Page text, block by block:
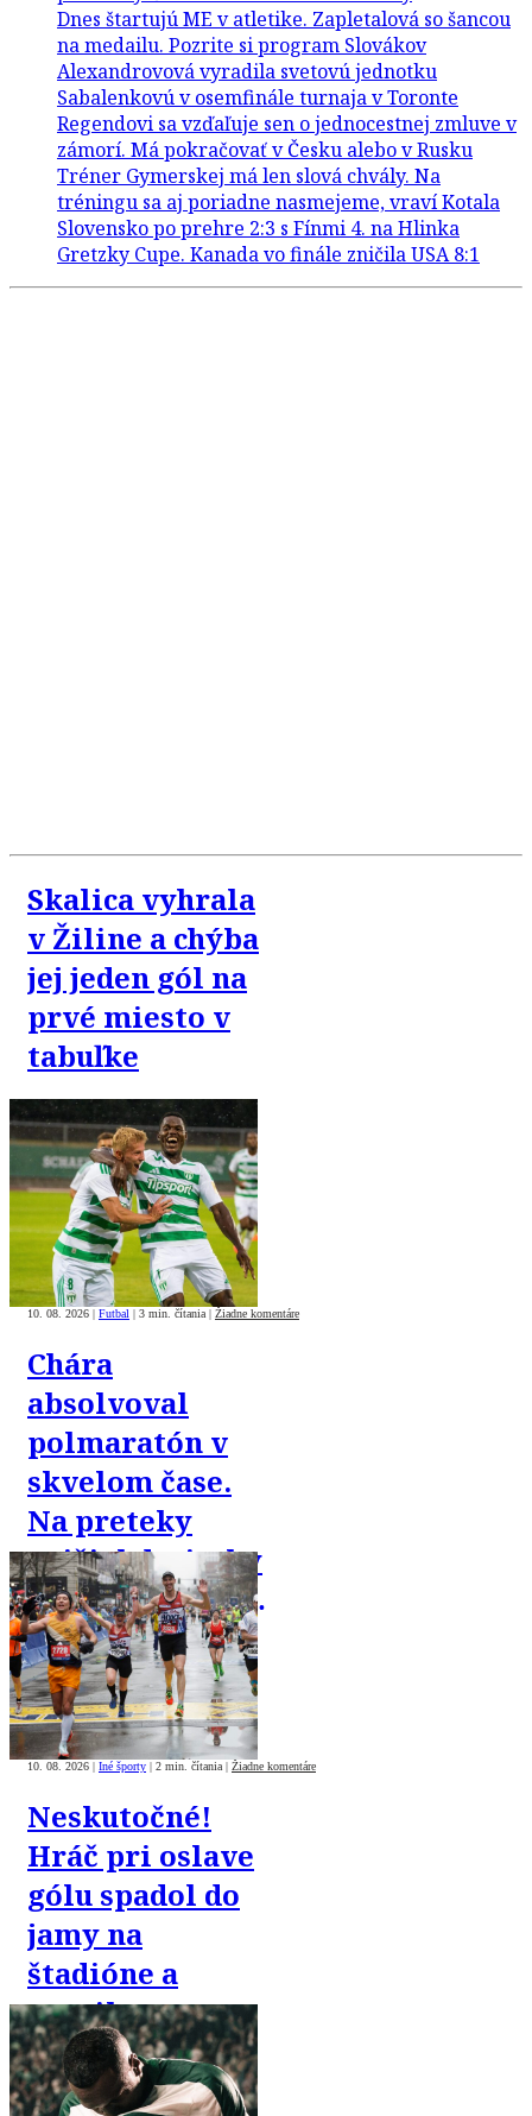
Skalica vyhrala
v Žiline a chýba
jej jeden gól na
prvé miesto v
tabuľke
10. 08. 2026 Futbal 3 min. čítania Žiadne komentáre
Chára
absolvoval
polmaratón v
skvelom čase.
Na preteky
prišiel desiatky
kilometrov na
bicykli
10. 08. 2026 | Iné športy | 2 min. čítania| Žiadne komentáre
Neskutočné!
Hráč pri oslave
gólu spadol do
jamy na
štadióne a
zranil sa